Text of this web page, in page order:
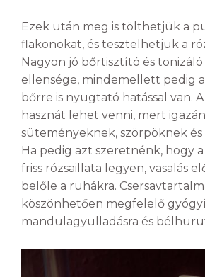
Ezek után meg is tölthetjük a
flakonokat, és tesztelhetjük a
Nagyon jó bőrtisztító és tonizáló
ellensége, mindemellett pedig
bőrre is nyugtató hatással van.
hasznát lehet venni, mert
süteményeknek, szörpöknek
Ha pedig azt szeretnénk, hogy
friss rózsaillata legyen, vasalás
belőle a ruhákra.
köszönhetően megfelelő
mandulagyulladásra és